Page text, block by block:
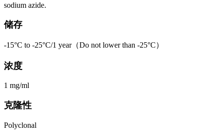
sodium azide.
储存
-15°C to -25°C/1 year（Do not lower than -25°C）
浓度
1 mg/ml
克隆性
Polyclonal